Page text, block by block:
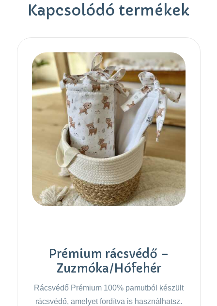
Kapcsolódó termékek
Prémium rácsvédő –
Zuzmóka/Hófehér
Rácsvédő Prémium 100% pamutból készült
rácsvédő, amelyet fordítva is használhatsz.